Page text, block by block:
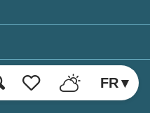
Voir les favoris
FR